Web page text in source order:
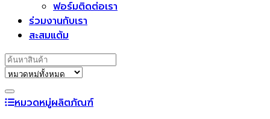
ฟอร์มติดต่อเรา
ร่วมงานกับเรา
สะสมแต้ม
Search for:
หมวดหมู่ผลิตภัณฑ์